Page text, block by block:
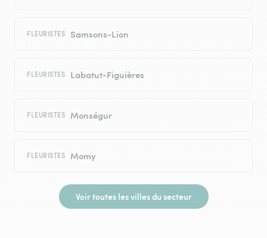
FLEURISTES Samsons-Lion
FLEURISTES Labatut-Figuières
FLEURISTES Monségur
FLEURISTES Momy
Voir toutes les villes du secteur